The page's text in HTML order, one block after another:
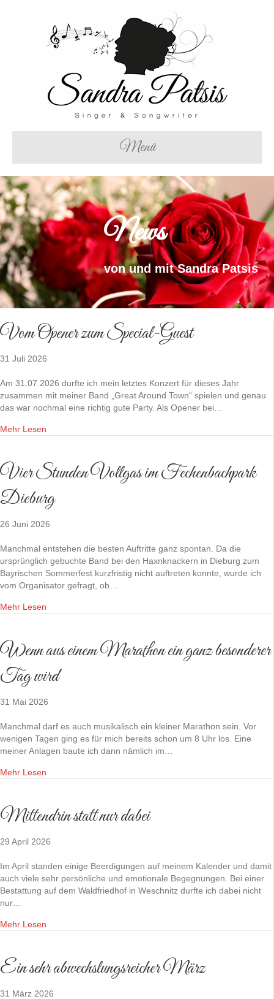
Menü
News
von und mit Sandra Patsis
Vom Opener zum Special-Guest
31 Juli 2026
Am 31.07.2026 durfte ich mein letztes Konzert für dieses Jahr
zusammen mit meiner Band „Great Around Town“ spielen und genau
das war nochmal eine richtig gute Party. Als Opener bei…
Mehr Lesen
Vier Stunden Vollgas im Fechenbachpark
Dieburg
26 Juni 2026
Manchmal entstehen die besten Auftritte ganz spontan. Da die
ursprünglich gebuchte Band bei den Haxnknackern in Dieburg zum
Bayrischen Sommerfest kurzfristig nicht auftreten konnte, wurde ich
vom Organisator gefragt, ob…
Mehr Lesen
Wenn aus einem Marathon ein ganz besonderer
Tag wird
31 Mai 2026
Manchmal darf es auch musikalisch ein kleiner Marathon sein. Vor
wenigen Tagen ging es für mich bereits schon um 8 Uhr los. Eine
meiner Anlagen baute ich dann nämlich im…
Mehr Lesen
Mittendrin statt nur dabei
29 April 2026
Im April standen einige Beerdigungen auf meinem Kalender und damit
auch viele sehr persönliche und emotionale Begegnungen. Bei einer
Bestattung auf dem Waldfriedhof in Weschnitz durfte ich dabei nicht
nur…
Mehr Lesen
Ein sehr abwechslungsreicher März
31 März 2026